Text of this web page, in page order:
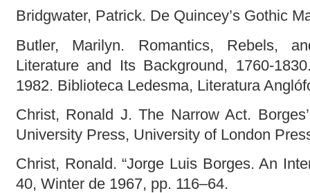
Bridgwater, Patrick. De Quincey’s Gothic
Butler, Marilyn. Romantics, Rebels,
Literature and Its Background, 1760-
1982. Biblioteca Ledesma, Literatura
Christ, Ronald J. The Narrow Act.
University Press, University of London
Christ, Ronald. “Jorge Luis Borges. An
40, Winter de 1967, pp. 116–64.